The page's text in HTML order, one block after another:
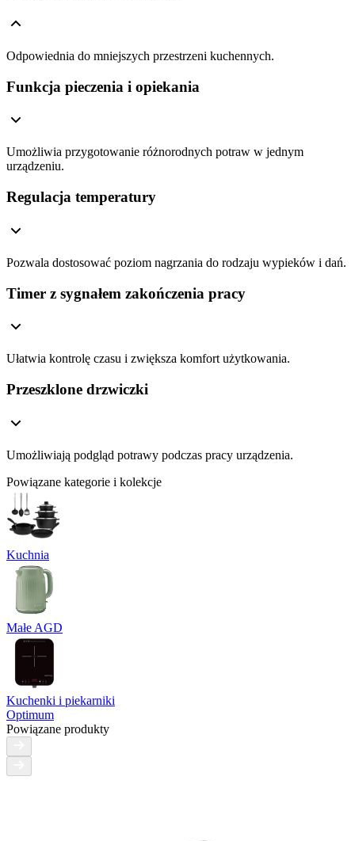
Odpowiednia do mniejszych przestrzeni kuchennych.
Funkcja pieczenia i opiekania
Umożliwia przygotowanie różnorodnych potraw w jednym
urządzeniu.
Regulacja temperatury
Pozwala dostosować poziom nagrzania do rodzaju wypieków i dań.
Timer z sygnałem zakończenia pracy
Ułatwia kontrolę czasu i zwiększa komfort użytkowania.
Przeszklone drzwiczki
Umożliwiają podgląd potrawy podczas pracy urządzenia.
Powiązane kategorie i kolekcje
Kuchnia
Małe AGD
Kuchenki i piekarniki
Optimum
Powiązane produkty